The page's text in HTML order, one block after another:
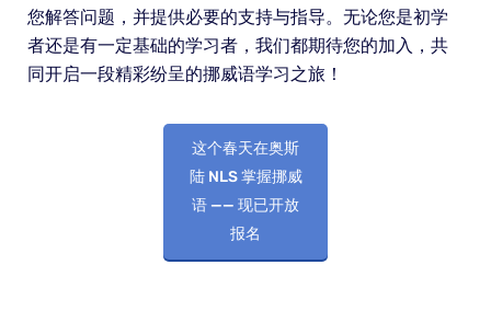
您解答问题，并提供必要的支持与指导。无论您是初学
者还是有一定基础的学习者，我们都期待您的加入，共
同开启一段精彩纷呈的挪威语学习之旅！
这个春天在奥斯
陆 NLS 掌握挪威
语 —— 现已开放
报名